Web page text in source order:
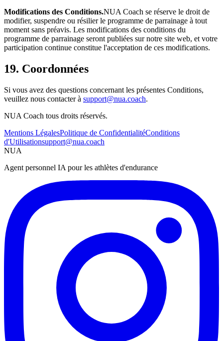
Modifications des Conditions.NUA Coach se réserve le droit de
modifier, suspendre ou résilier le programme de parrainage à tout
moment sans préavis. Les modifications des conditions du
programme de parrainage seront publiées sur notre site web, et votre
participation continue constitue l'acceptation de ces modifications.
19. Coordonnées
Si vous avez des questions concernant les présentes Conditions,
veuillez nous contacter à support@nua.coach.
NUA Coach tous droits réservés.
Mentions LégalesPolitique de ConfidentialitéConditions
d'Utilisationsupport@nua.coach
NUA
Agent personnel IA pour les athlètes d'endurance